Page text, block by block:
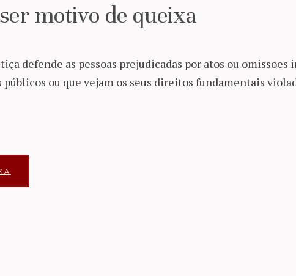
motivo de queixa
defende as pessoas prejudicadas por atos ou
públicos ou que vejam os seus direitos fundamentais